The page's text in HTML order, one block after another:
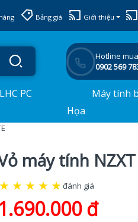
Bảng giá Giới thiệu
Hotline
0902 569
PC
Máy tính
Họa
máy tính
★ ★ ★ ★ ★đánh giá
1.690.000 đ